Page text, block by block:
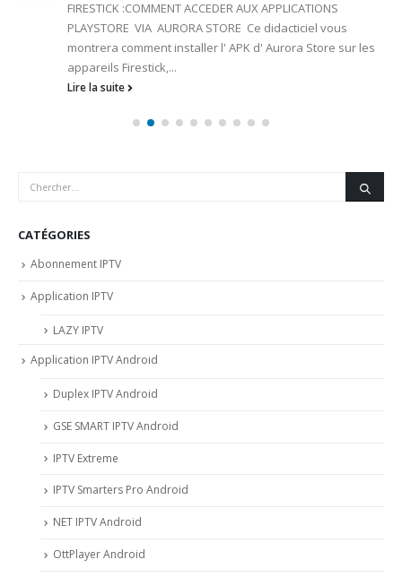
FIRESTICK :COMMENT ACCEDER AUX APPLICATIONS
PLAYSTORE VIA AURORA STORE Ce didacticiel vous
montrera comment installer l' APK d' Aurora Store sur les
appareils Firestick,...
Lire la suite
CATÉGORIES
Abonnement IPTV
Application IPTV
LAZY IPTV
Application IPTV Android
Duplex IPTV Android
GSE SMART IPTV Android
IPTV Extreme
IPTV Smarters Pro Android
NET IPTV Android
OttPlayer Android